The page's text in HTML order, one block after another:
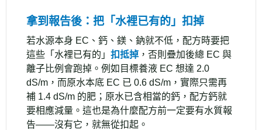
拿到報告後：把「水裡已有的」扣掉
若水源本身 EC、鈣、鎂、鈉就不低，配方時要把
這些「水裡已有的」 扣抵掉 ，否則疊加後總 EC 與
離子比例會跑掉。例如目標養液 EC 想達 2.0
dS/m，而原水本底 EC 已 0.6 dS/m，實際只需再
補 1.4 dS/m 的肥；原水已含相當的鈣，配方鈣就
要相應減量。這也是為什麼配方前一定要有水質報
告——沒有它，就無從扣起。